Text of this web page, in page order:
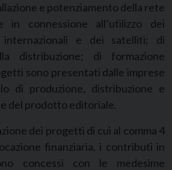
e potenziamento della rete
in connessione all’utilizzo dei
e dei satelliti; di
distribuzione; di formazione
sono presentati dalle imprese
di produzione, distribuzione e
del prodotto editoriale.
dei progetti di cui al comma 4
finanziaria, i contributi in
concessi con le medesime